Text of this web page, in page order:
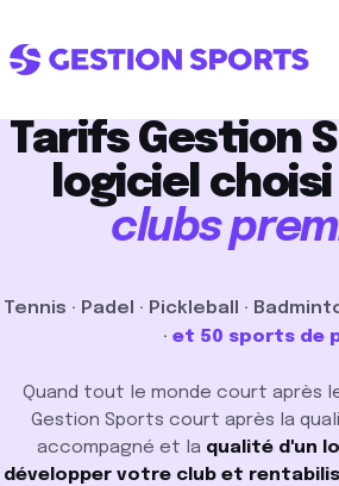
Tarifs Gestion
logiciel
clubs
Tennis · Padel · Pickleball ·
· et 50 sports de
Quand tout le monde court après
Gestion Sports court après la
accompagné et la qualité d'un
développer votre club et